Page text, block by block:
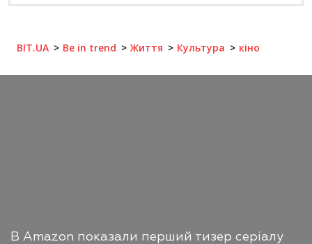
BIT.UA Be in trend Життя Культура кіно
В Amazon показали перший тизер серіалу